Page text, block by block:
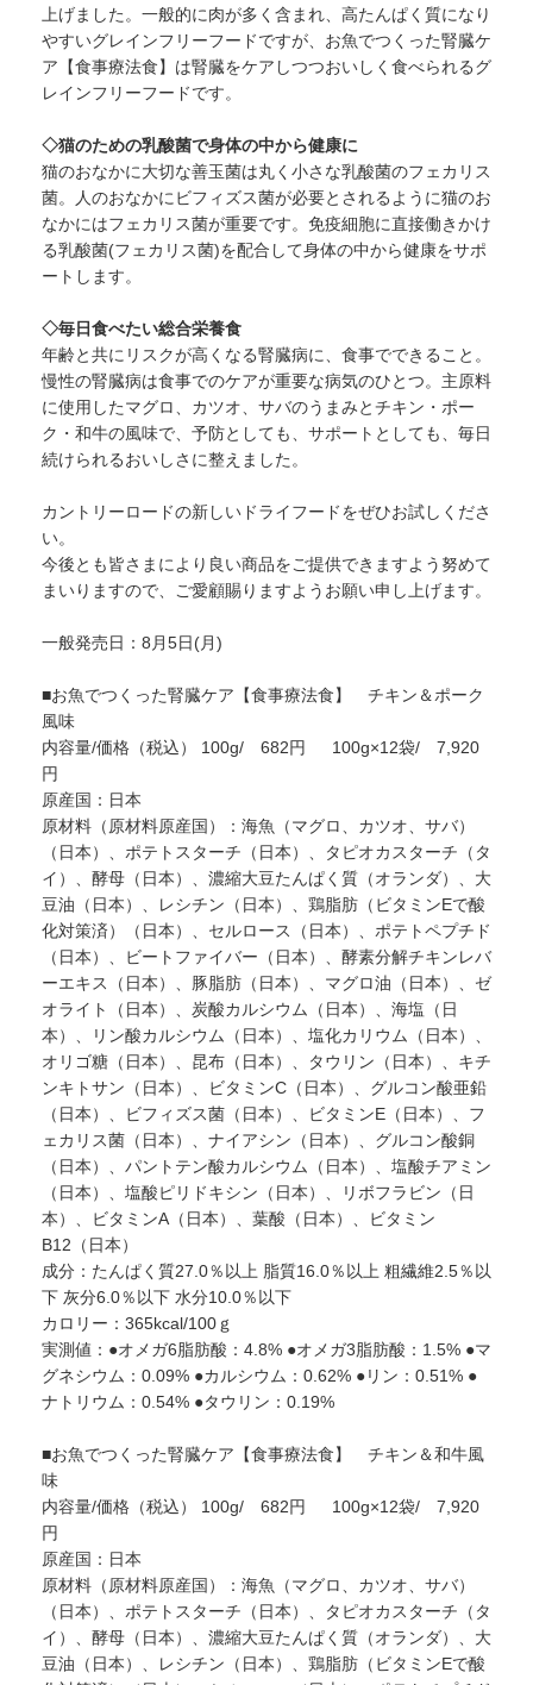
上げました。一般的に肉が多く含まれ、高たんぱく質になり
やすいグレインフリーフードですが、お魚でつくった腎臓ケ
ア【食事療法食】は腎臓をケアしつつおいしく食べられるグ
レインフリーフードです。
◇猫のための乳酸菌で身体の中から健康に
猫のおなかに大切な善玉菌は丸く小さな乳酸菌のフェカリス
菌。人のおなかにビフィズス菌が必要とされるように猫のお
なかにはフェカリス菌が重要です。免疫細胞に直接働きかけ
る乳酸菌(フェカリス菌)を配合して身体の中から健康をサポ
ートします。
◇毎日食べたい総合栄養食
年齢と共にリスクが高くなる腎臓病に、食事でできること。
慢性の腎臓病は食事でのケアが重要な病気のひとつ。主原料
に使用したマグロ、カツオ、サバのうまみとチキン・ポー
ク・和牛の風味で、予防としても、サポートとしても、毎日
続けられるおいしさに整えました。
カントリーロードの新しいドライフードをぜひお試しくださ
い。
今後とも皆さまにより良い商品をご提供できますよう努めて
まいりますので、ご愛顧賜りますようお願い申し上げます。
一般発売日：8月5日(月)
■お魚でつくった腎臓ケア【食事療法食】 チキン＆ポーク
風味
内容量/価格（税込） 100g/ 682円 100g×12袋/ 7,920
円
原産国：日本
原材料（原材料原産国）：海魚（マグロ、カツオ、サバ）
（日本）、ポテトスターチ（日本）、タピオカスターチ（タ
イ）、酵母（日本）、濃縮大豆たんぱく質（オランダ）、大
豆油（日本）、レシチン（日本）、鶏脂肪（ビタミンEで酸
化対策済）（日本）、セルロース（日本）、ポテトペプチド
（日本）、ビートファイバー（日本）、酵素分解チキンレバ
ーエキス（日本）、豚脂肪（日本）、マグロ油（日本）、ゼ
オライト（日本）、炭酸カルシウム（日本）、海塩（日
本）、リン酸カルシウム（日本）、塩化カリウム（日本）、
オリゴ糖（日本）、昆布（日本）、タウリン（日本）、キチ
ンキトサン（日本）、ビタミンC（日本）、グルコン酸亜鉛
（日本）、ビフィズス菌（日本）、ビタミンE（日本）、フ
ェカリス菌（日本）、ナイアシン（日本）、グルコン酸銅
（日本）、パントテン酸カルシウム（日本）、塩酸チアミン
（日本）、塩酸ピリドキシン（日本）、リボフラビン（日
本）、ビタミンA（日本）、葉酸（日本）、ビタミン
B12（日本）
成分：たんぱく質27.0％以上 脂質16.0％以上 粗繊維2.5％以
下 灰分6.0％以下 水分10.0％以下
カロリー：365kcal/100ｇ
実測値：●オメガ6脂肪酸：4.8% ●オメガ3脂肪酸：1.5% ●マ
グネシウム：0.09% ●カルシウム：0.62% ●リン：0.51% ●
ナトリウム：0.54% ●タウリン：0.19%
■お魚でつくった腎臓ケア【食事療法食】 チキン＆和牛風
味
内容量/価格（税込） 100g/ 682円 100g×12袋/ 7,920
円
原産国：日本
原材料（原材料原産国）：海魚（マグロ、カツオ、サバ）
（日本）、ポテトスターチ（日本）、タピオカスターチ（タ
イ）、酵母（日本）、濃縮大豆たんぱく質（オランダ）、大
豆油（日本）、レシチン（日本）、鶏脂肪（ビタミンEで酸